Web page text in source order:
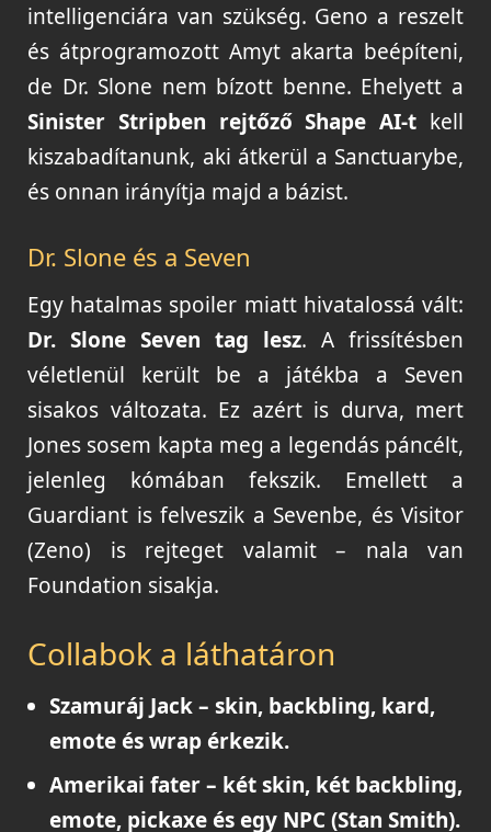
intelligenciára van szükség. Geno a reszelt
és átprogramozott Amyt akarta beépíteni,
de Dr. Slone nem bízott benne. Ehelyett a
Sinister Stripben rejtőző Shape AI-t kell
kiszabadítanunk, aki átkerül a Sanctuarybe,
és onnan irányítja majd a bázist.
Dr. Slone és a Seven
Egy hatalmas spoiler miatt hivatalossá vált:
Dr. Slone Seven tag lesz. A frissítésben
véletlenül került be a játékba a Seven
sisakos változata. Ez azért is durva, mert
Jones sosem kapta meg a legendás páncélt,
jelenleg kómában fekszik. Emellett a
Guardiant is felveszik a Sevenbe, és Visitor
(Zeno) is rejteget valamit – nala van
Foundation sisakja.
Collabok a láthatáron
Szamuráj Jack– skin, backbling, kard,
emote és wrap érkezik.
Amerikai fater– két skin, két backbling,
emote, pickaxe és egy NPC (Stan Smith).